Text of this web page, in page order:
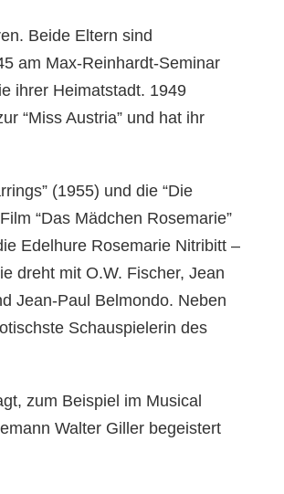
Beide Eltern sind
am Max-Reinhardt-Seminar
ihrer Heimatstadt. 1949
“Miss Austria” und hat ihr
(1955) und die “Die
“Das Mädchen Rosemarie”
Edelhure Rosemarie Nitribitt –
dreht mit O.W. Fischer, Jean
Jean-Paul Belmondo. Neben
Schauspielerin des
zum Beispiel im Musical
Walter Giller begeistert